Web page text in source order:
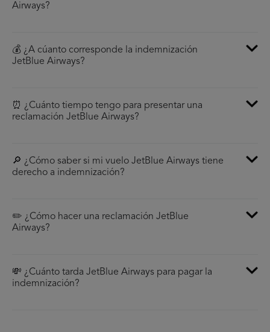
Airways?
💰 ¿A cúanto corresponde la indemnización
JetBlue Airways?
⏰ ¿Cuánto tiempo tengo para presentar una
reclamación JetBlue Airways?
🔎 ¿Cómo saber si mi vuelo JetBlue Airways tiene
derecho a indemnización?
✏️ ¿Cómo hacer una reclamación JetBlue
Airways?
💸 ¿Cuánto tarda JetBlue Airways para pagar la
indemnización?